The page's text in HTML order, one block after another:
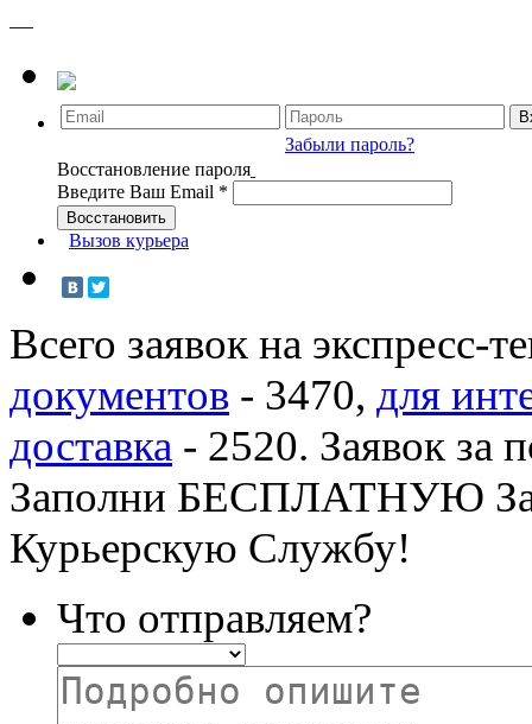
Забыли пароль?
Восстановление пароля
Введите Ваш Email *
Вызов курьера
Всего заявок на экспресс-
документов - 3470, для
доставка - 2520. Заявок за
Заполни БЕСПЛАТНУЮ
Курьерскую Службу!
Что отправляем?